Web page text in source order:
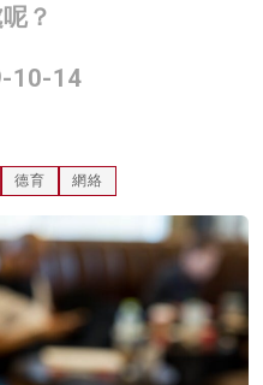
？
10-14
德育 網絡